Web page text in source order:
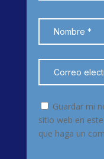
Guardar mi
sitio web en
que haga un